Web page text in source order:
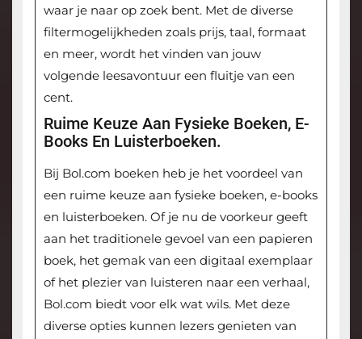
waar je naar op zoek bent. Met de diverse
filtermogelijkheden zoals prijs, taal, formaat
en meer, wordt het vinden van jouw
volgende leesavontuur een fluitje van een
cent.
Ruime Keuze Aan Fysieke Boeken, E-
Books En Luisterboeken.
Bij Bol.com boeken heb je het voordeel van
een ruime keuze aan fysieke boeken, e-books
en luisterboeken. Of je nu de voorkeur geeft
aan het traditionele gevoel van een papieren
boek, het gemak van een digitaal exemplaar
of het plezier van luisteren naar een verhaal,
Bol.com biedt voor elk wat wils. Met deze
diverse opties kunnen lezers genieten van